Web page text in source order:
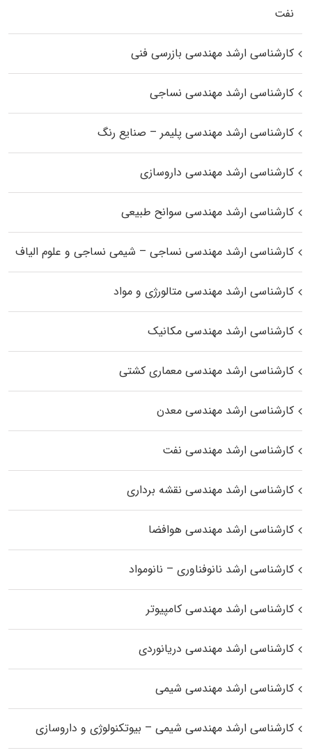
نفت
کارشناسی ارشد مهندسی بازرسی فنی
کارشناسی ارشد مهندسی نساجی
کارشناسی ارشد مهندسی پلیمر – صنایع رنگ
کارشناسی ارشد مهندسی داروسازی
کارشناسی ارشد مهندسی سوانح طبیعی
کارشناسی ارشد مهندسی نساجی – شیمی نساجی و علوم الیاف
کارشناسی ارشد مهندسی متالورژی و مواد
کارشناسی ارشد مهندسی مکانیک
کارشناسی ارشد مهندسی معماری کشتی
کارشناسی ارشد مهندسی معدن
کارشناسی ارشد مهندسی نفت
کارشناسی ارشد مهندسی نقشه برداری
کارشناسی ارشد مهندسی هوافضا
کارشناسی ارشد نانوفناوری – نانومواد
کارشناسی ارشد مهندسی کامپیوتر
کارشناسی ارشد مهندسی دریانوردی
کارشناسی ارشد مهندسی شیمی
کارشناسی ارشد مهندسی شیمی – بیوتکنولوژی و داروسازی